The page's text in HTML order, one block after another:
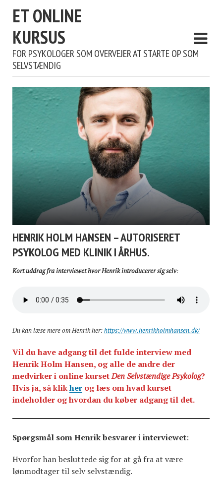
ET ONLINE
KURSUS
FOR PSYKOLOGER SOM OVERVEJER AT STARTE OP SOM
SELVSTÆNDIG
HENRIK HOLM HANSEN – AUTORISERET
PSYKOLOG MED KLINIK I ÅRHUS.
Kort uddrag fra interviewet hvor Henrik introducerer sig selv:
Du kan læse mere om Henrik her:https://www.henrikholmhansen.dk/
Vil du have adgang til det fulde interview med
Henrik Holm Hansen, og alle de andre der
medvirker i online kursetDen Selvstændige Psykolog?
Hvis ja, så klikher og læs om hvad kurset
indeholder og hvordan du køber adgang til det.
Spørgsmål som Henrik besvarer i interviewet:
Hvorfor han besluttede sig for at gå fra at være
lønmodtager til selv selvstændig.